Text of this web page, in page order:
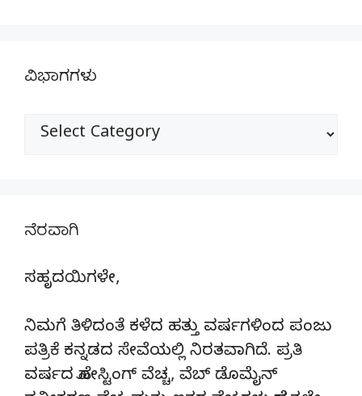
ವಿಭಾಗಗಳು
ವಿಭಾಗಗಳು
ನೆರವಾಗಿ
ಸಹೃದಯಿಗಳೇ,
ನಿಮಗೆ ತಿಳಿದಂತೆ ಕಳೆದ ಹತ್ತು ವರ್ಷಗಳಿಂದ ಪಂಜು
ಪತ್ರಿಕೆ ಕನ್ನಡದ ಸೇವೆಯಲ್ಲಿ ನಿರತವಾಗಿದೆ. ಪ್ರತಿ
ವರ್ಷದ ಹೋಸ್ಟಿಂಗ್‌ ವೆಚ್ಚ, ವೆಬ್‌ ಡೊಮೈನ್‌